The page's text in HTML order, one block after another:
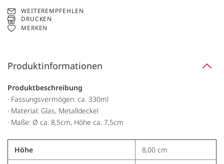
WEITEREMPFEHLEN
DRUCKEN
MERKEN
Produktinformationen
Produktbeschreibung
· Fassungsvermögen: ca. 330ml
· Material: Glas, Metalldeckel
· Maße: Ø ca. 8,5cm, Höhe ca. 7,5cm
Höhe 8,00 cm